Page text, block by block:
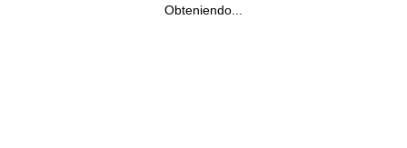
Obteniendo...